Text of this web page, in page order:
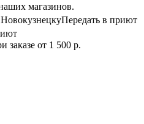
магазинов.
Передать в приют
заказе от 1 500 р.